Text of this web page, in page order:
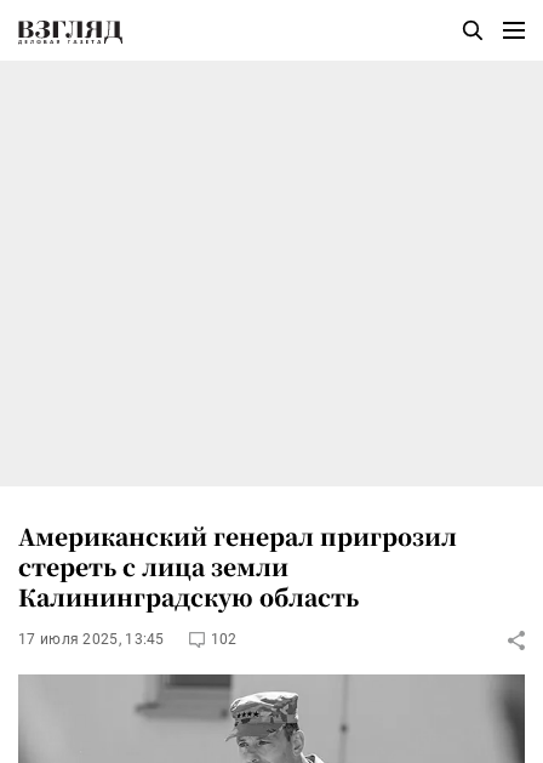
Американский генерал пригрозил
стереть с лица земли
Калининградскую область
17 июля 2025, 13:45 102